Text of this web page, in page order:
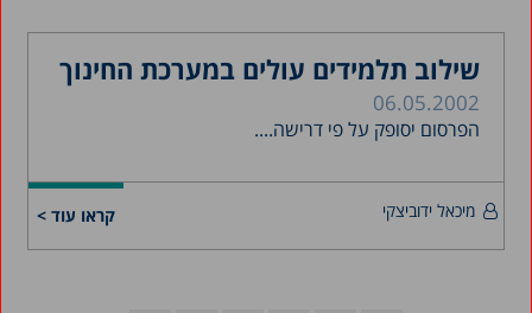
שילוב תלמידים עולים במערכת החינוך
06.05.2002
הפרסום יסופק על פי דרישה....
קראו עוד > מיכאל ידוביצקי